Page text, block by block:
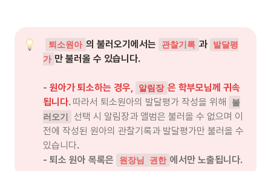
퇴소원아 의 불러오기에서는 관찰기록 과
발달평
가 만 불러올 수 있습니다.
- 원아가 퇴소하는 경우, 알림장 은 학부모님께 귀속
됩니다. 따라서 퇴소원아의 발달평가 작성을 위해
불
러오기
선택 시 알림장과 앨범은 불러올 수 없으며 이
전에 작성된 원아의 관찰기록과 발달평가만 불러올 수
있습니다.
- 퇴소 원아 목록은
원장님 권한 에서만 노출됩니다.